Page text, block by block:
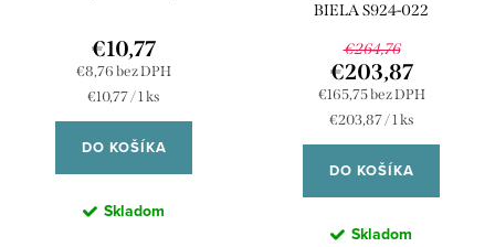
€8,76 bez DPH
€10,77
Jednotková
cena:
€10,77 / 1 ks
DO KOŠÍKA
Skladom
BIELA S924-022
€264,76
€165,75 bez DPH
€203,87
Jednotková
cena:
€203,87 / 1 ks
DO KOŠÍKA
Skladom